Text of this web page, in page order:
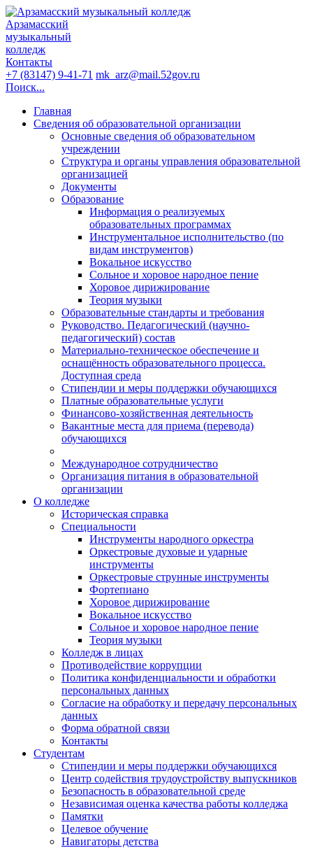
Арзамасский
музыкальный
колледж
Контакты
+7 (83147) 9-41-71 mk_arz@mail.52gov.ru
Поиск...
Главная
Сведения об образовательной организации
Основные сведения об образовательном
учреждении
Структура и органы управления образовательной
организацией
Документы
Образование
Информация о реализуемых
образовательных программах
Инструментальное исполнительство (по
видам инструментов)
Вокальное искусство
Сольное и хоровое народное пение
Хоровое дирижирование
Теория музыки
Образовательные стандарты и требования
Руководство. Педагогический (научно-
педагогический) состав
Материально-техническое обеспечение и
оснащённость образовательного процесса.
Доступная среда
Стипендии и меры поддержки обучающихся
Платные образовательные услуги
Финансово-хозяйственная деятельность
Вакантные места для приема (перевода)
обучающихся
Международное сотрудничество
Организация питания в образовательной
организации
О колледже
Историческая справка
Специальности
Инструменты народного оркестра
Оркестровые духовые и ударные
инструменты
Оркестровые струнные инструменты
Фортепиано
Хоровое дирижирование
Вокальное искусство
Сольное и хоровое народное пение
Теория музыки
Колледж в лицах
Противодействие коррупции
Политика конфиденциальности и обработки
персональных данных
Согласие на обработку и передачу персональных
данных
Форма обратной связи
Контакты
Студентам
Стипендии и меры поддержки обучающихся
Центр содействия трудоустройству выпускников
Безопасность в образовательной среде
Независимая оценка качества работы колледжа
Памятки
Целевое обучение
Навигаторы детства